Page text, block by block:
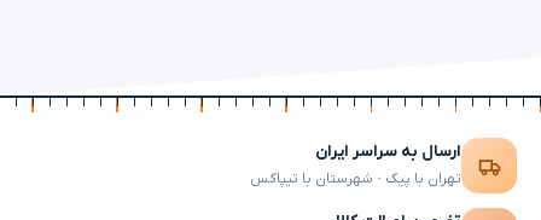
ارسال به سراسر ایران
تهران با پیک · شهرستان با تیپاکس